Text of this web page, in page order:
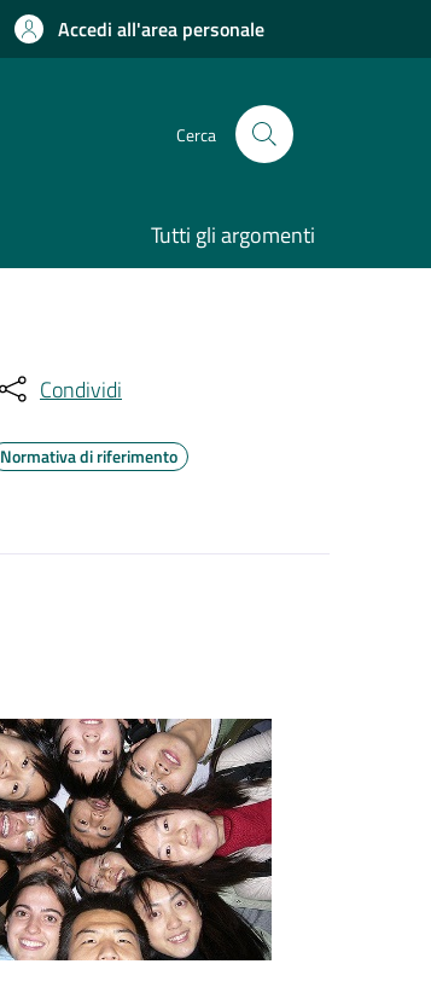
Accedi all'area personale
Cerca
Tutti gli argomenti
Condividi
Normativa di riferimento